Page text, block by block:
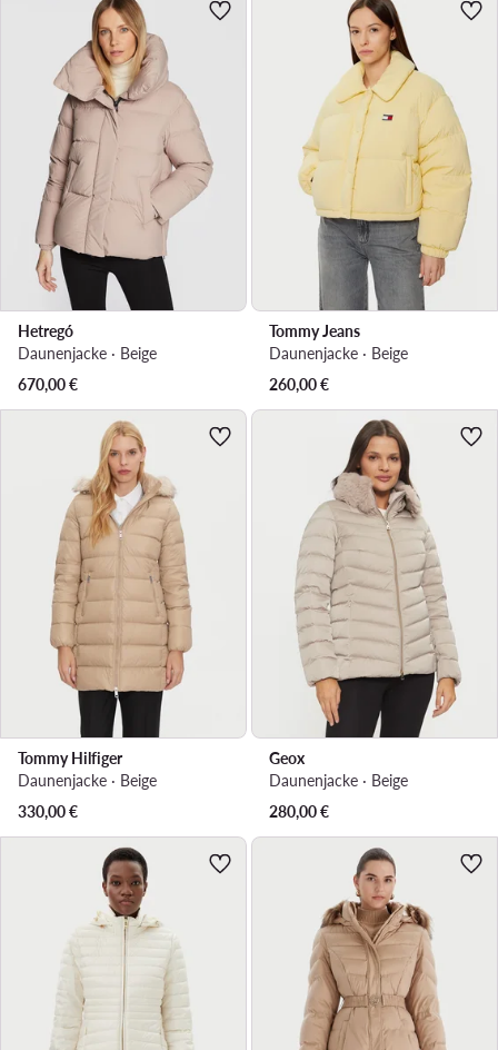
Hetregó
Daunenjacke · Beige
670,00€
Tommy Jeans
Daunenjacke · Beige
260,00€
Tommy Hilfiger
Daunenjacke · Beige
330,00€
Geox
Daunenjacke · Beige
280,00€